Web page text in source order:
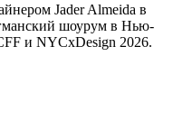
Jader Almeida в
шоурум в Нью-
и NYCxDesign 2026.